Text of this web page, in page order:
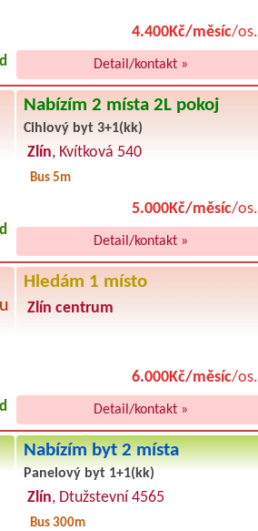
4.400Kč/měsíc/os.
Detail/kontakt »
Nabízím 2 místa 2L pokoj
Cihlový byt 3+1(kk)
Zlín, Kvítková 540
Bus 5m
5.000Kč/měsíc/os.
Detail/kontakt »
Hledám 1 místo
Zlín centrum
6.000Kč/měsíc/os.
Detail/kontakt »
Nabízím byt 2 místa
Panelový byt 1+1(kk)
Zlín, Dtužstevní 4565
Bus 300m